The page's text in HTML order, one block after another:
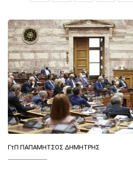
ΓτΠ ΠΑΠΑΜΗΤΣΟΣ ΔΗΜΗΤΡΗΣ